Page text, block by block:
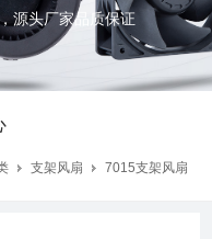
源头厂家品质保证
支架风扇 7015支架风扇